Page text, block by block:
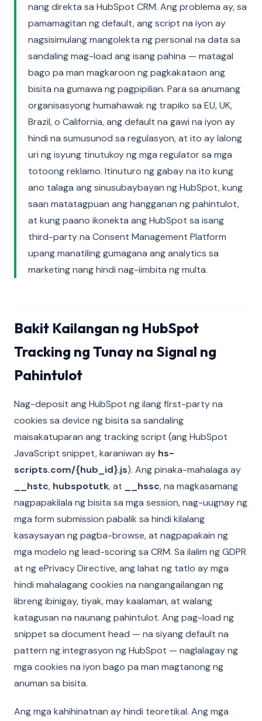
nang direkta sa HubSpot CRM. Ang problema ay, sa
pamamagitan ng default, ang script na iyon ay
nagsisimulang mangolekta ng personal na data sa
sandaling mag-load ang isang pahina — matagal
bago pa man magkaroon ng pagkakataon ang
bisita na gumawa ng pagpipilian. Para sa anumang
organisasyong humahawak ng trapiko sa EU, UK,
Brazil, o California, ang default na gawi na iyon ay
hindi na sumusunod sa regulasyon, at ito ay lalong
uri ng isyung tinutukoy ng mga regulator sa mga
totoong reklamo. Itinuturo ng gabay na ito kung
ano talaga ang sinusubaybayan ng HubSpot, kung
saan matatagpuan ang hangganan ng pahintulot,
at kung paano ikonekta ang HubSpot sa isang
third-party na Consent Management Platform
upang manatiling gumagana ang analytics sa
marketing nang hindi nag-iimbita ng multa.
Bakit Kailangan ng HubSpot
Tracking ng Tunay na Signal ng
Pahintulot
Nag-deposit ang HubSpot ng ilang first-party na
cookies sa device ng bisita sa sandaling
maisakatuparan ang tracking script (ang HubSpot
JavaScript snippet, karaniwan ay hs-
scripts.com/{hub_id}.js). Ang pinaka-mahalaga ay
__hstc, hubspotutk, at __hssc, na magkasamang
nagpapakilala ng bisita sa mga session, nag-uugnay ng
mga form submission pabalik sa hindi kilalang
kasaysayan ng pagba-browse, at nagpapakain ng
mga modelo ng lead-scoring sa CRM. Sa ilalim ng GDPR
at ng ePrivacy Directive, ang lahat ng tatlo ay mga
hindi mahalagang cookies na nangangailangan ng
libreng ibinigay, tiyak, may kaalaman, at walang
katagusan na naunang pahintulot. Ang pag-load ng
snippet sa document head — na siyang default na
pattern ng integrasyon ng HubSpot — naglalagay ng
mga cookies na iyon bago pa man magtanong ng
anuman sa bisita.
Ang mga kahihinatnan ay hindi teoretikal. Ang mga